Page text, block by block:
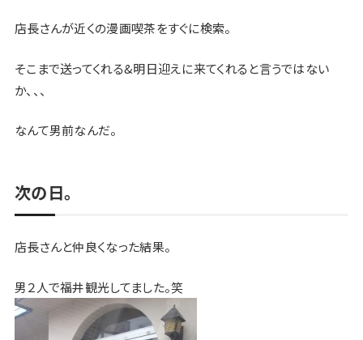
店長さんが近くの漫画喫茶をすぐに検索。
そこまで送ってくれる&明日迎えに来てくれると言うではない
か、、、
なんて男前なんだ。
次の日。
店長さんと仲良くなった結果。
男２人で福井観光してました。笑